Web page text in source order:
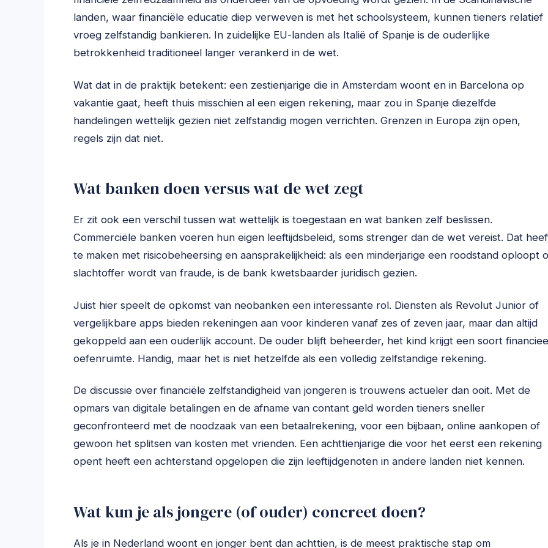
landen, waar financiële educatie diep verweven is met het schoolsysteem, kunnen tieners relatief
vroeg zelfstandig bankieren. In zuidelijke EU-landen als Italië of Spanje is de ouderlijke
betrokkenheid traditioneel langer verankerd in de wet.
Wat dat in de praktijk betekent: een zestienjarige die in Amsterdam woont en in Barcelona op
vakantie gaat, heeft thuis misschien al een eigen rekening, maar zou in Spanje diezelfde
handelingen wettelijk gezien niet zelfstandig mogen verrichten. Grenzen in Europa zijn open,
regels zijn dat niet.
Wat banken doen versus wat de wet zegt
Er zit ook een verschil tussen wat wettelijk is toegestaan en wat banken zelf beslissen.
Commerciële banken voeren hun eigen leeftijdsbeleid, soms strenger dan de wet vereist. Dat
te maken met risicobeheersing en aansprakelijkheid: als een minderjarige een roodstand oploopt
slachtoffer wordt van fraude, is de bank kwetsbaarder juridisch gezien.
Juist hier speelt de opkomst van neobanken een interessante rol. Diensten als Revolut Junior of
vergelijkbare apps bieden rekeningen aan voor kinderen vanaf zes of zeven jaar, maar dan altijd
gekoppeld aan een ouderlijk account. De ouder blijft beheerder, het kind krijgt een soort
oefenruimte. Handig, maar het is niet hetzelfde als een volledig zelfstandige rekening.
De discussie over financiële zelfstandigheid van jongeren is trouwens actueler dan ooit. Met de
opmars van digitale betalingen en de afname van contant geld worden tieners sneller
geconfronteerd met de noodzaak van een betaalrekening, voor een bijbaan, online aankopen of
gewoon het splitsen van kosten met vrienden. Een achttienjarige die voor het eerst een rekening
opent heeft een achterstand opgelopen die zijn leeftijdgenoten in andere landen niet kennen.
Wat kun je als jongere (of ouder) concreet doen?
Als je in Nederland woont en jonger bent dan achttien, is de meest praktische stap om